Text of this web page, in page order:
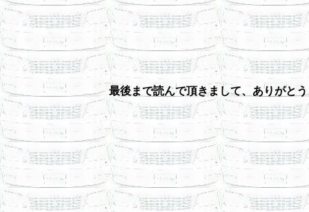
最後まで読んで頂きまして、ありがと